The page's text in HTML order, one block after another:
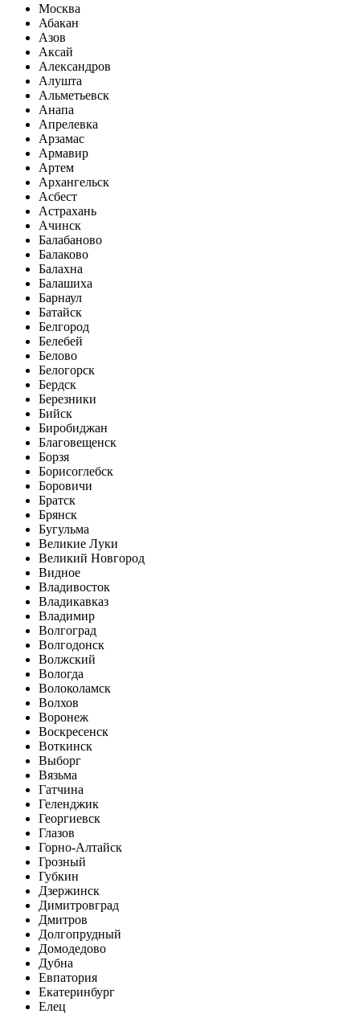
Москва
Абакан
Азов
Аксай
Александров
Алушта
Альметьевск
Анапа
Апрелевка
Арзамас
Армавир
Артем
Архангельск
Асбест
Астрахань
Ачинск
Балабаново
Балаково
Балахна
Балашиха
Барнаул
Батайск
Белгород
Белебей
Белово
Белогорск
Бердск
Березники
Бийск
Биробиджан
Благовещенск
Борзя
Борисоглебск
Боровичи
Братск
Брянск
Бугульма
Великие Луки
Великий Новгород
Видное
Владивосток
Владикавказ
Владимир
Волгоград
Волгодонск
Волжский
Вологда
Волоколамск
Волхов
Воронеж
Воскресенск
Воткинск
Выборг
Вязьма
Гатчина
Геленджик
Георгиевск
Глазов
Горно-Алтайск
Грозный
Губкин
Дзержинск
Димитровград
Дмитров
Долгопрудный
Домодедово
Дубна
Евпатория
Екатеринбург
Елец